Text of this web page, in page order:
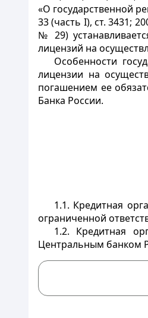
«О государственной
33 (часть I), ст. 3431;
№ 29)
лицензий на
Особенности
лицензии на
погашением ее
Банка России.
1.1. Кредитная
ограниченной
1.2. Кредитная
Центральным банком